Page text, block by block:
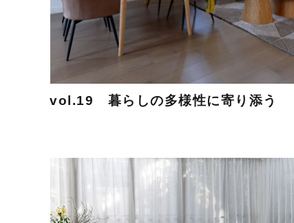
vol.19 暮らしの多様性に寄り添う